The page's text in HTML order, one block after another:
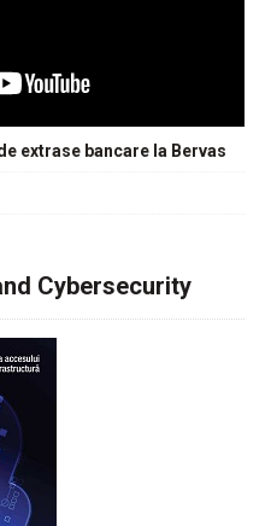
extrase bancare la Bervas
Cybersecurity